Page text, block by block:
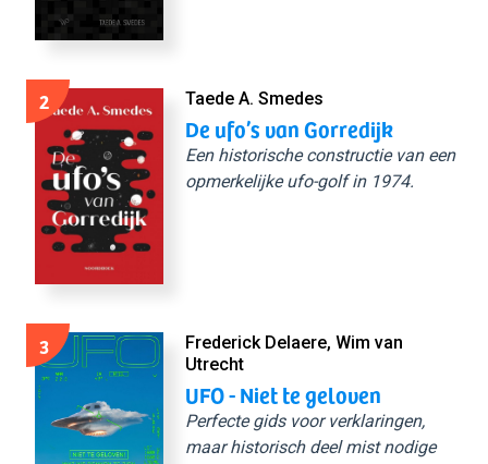
2 Taede A. Smedes
De ufo’s van Gorredijk
Een historische constructie van een
opmerkelijke ufo-golf in 1974.
3
Frederick Delaere, Wim van
Utrecht
UFO - Niet te geloven
Perfecte gids voor verklaringen,
maar historisch deel mist nodige